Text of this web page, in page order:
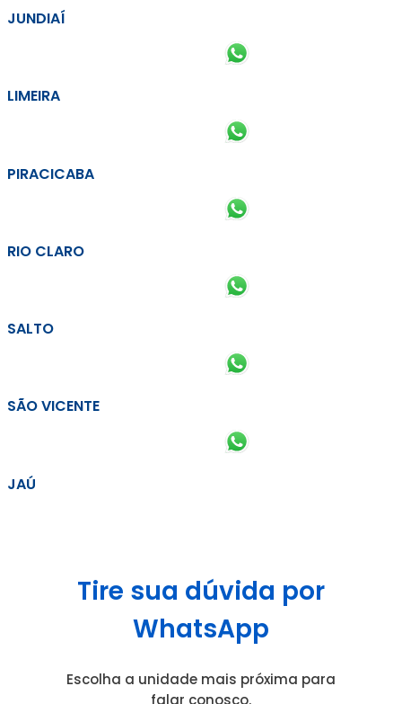
JUNDIAÍ
LIMEIRA
PIRACICABA
RIO CLARO
SALTO
SÃO VICENTE
JAÚ
Tire sua dúvida por
WhatsApp
Escolha a unidade mais próxima para